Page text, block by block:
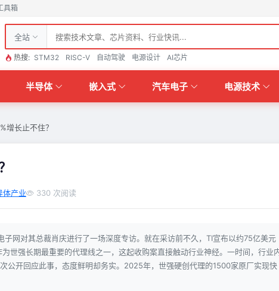
具箱
全站
热搜: STM32 RISC-V 自动驾驶 电源设计 AI芯片
半导体 嵌入式 汽车电子 电源技术
增长止不住？
体产业 330 次阅读
网对其总裁肖庆进行了一场深度专访。就在采访前不久，TI宣布以约75亿美元
世强长期最重要的代理线之一，这起收购案直接触动行业神经。一时间，行业
公开回应此事，态度鲜明却务实。2025年，世强硬创代理的1500家原厂实现快